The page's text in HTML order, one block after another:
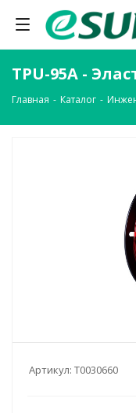
TPU-95A -
Главная - Каталог -
Артикул: Т0030660